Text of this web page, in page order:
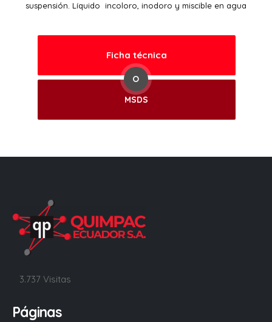
suspensión. Líquido incoloro, inodoro y miscible en agua
Ficha técnica
O
MSDS
3.737 Visitas
Páginas